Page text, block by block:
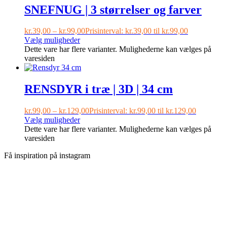
SNEFNUG | 3 størrelser og farver
kr.39,00 – kr.99,00Prisinterval: kr.39,00 til kr.99,00
Vælg muligheder
Dette vare har flere varianter. Mulighederne kan vælges på
varesiden
RENSDYR i træ | 3D | 34 cm
kr.99,00 – kr.129,00Prisinterval: kr.99,00 til kr.129,00
Vælg muligheder
Dette vare har flere varianter. Mulighederne kan vælges på
varesiden
Få inspiration på instagram